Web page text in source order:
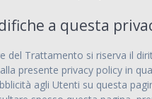
a questa
del Trattamento si riserva il
presente privacy policy in
agli Utenti su questa